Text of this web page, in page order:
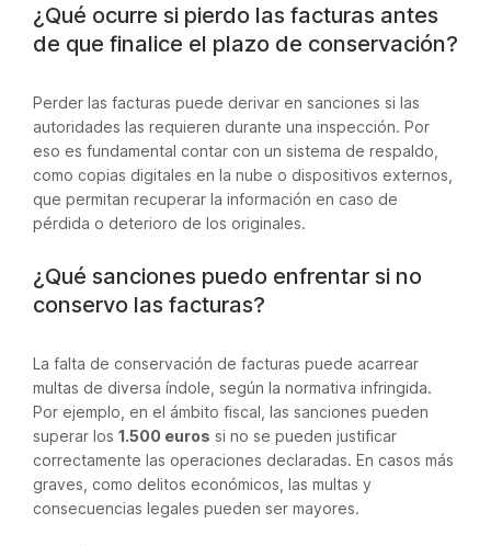
¿Qué ocurre si pierdo las facturas antes
de que finalice el plazo de conservación?
Perder las facturas puede derivar en sanciones si las
autoridades las requieren durante una inspección. Por
eso es fundamental contar con un sistema de respaldo,
como copias digitales en la nube o dispositivos externos,
que permitan recuperar la información en caso de
pérdida o deterioro de los originales.
¿Qué sanciones puedo enfrentar si no
conservo las facturas?
La falta de conservación de facturas puede acarrear
multas de diversa índole, según la normativa infringida.
Por ejemplo, en el ámbito fiscal, las sanciones pueden
superar los 1.500 euros si no se pueden justificar
correctamente las operaciones declaradas. En casos más
graves, como delitos económicos, las multas y
consecuencias legales pueden ser mayores.